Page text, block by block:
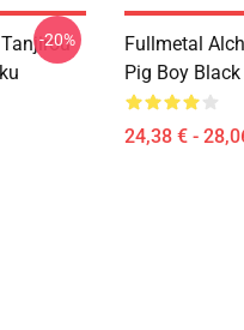
-20%
Fullmetal
Pig Boy
24,38 € -